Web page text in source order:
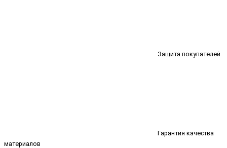
Защита покупателей
Гарантия качества
материалов